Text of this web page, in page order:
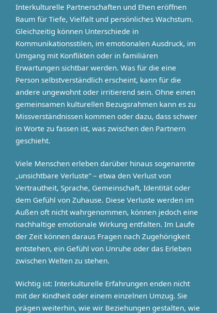
Interkulturelle Partnerschaften und Ehen eröffnen
Raum für Tiefe, Vielfalt und persönliches Wachstum.
Gleichzeitig können Unterschiede in
Kommunikationsstilen, im emotionalen Ausdruck, im
Umgang mit Konflikten oder in familiären
Erwartungen sichtbar werden. Was für die eine
Person selbstverständlich erscheint, kann für die
andere ungewohnt oder irritierend sein. Ohne einen
gemeinsamen kulturellen Bezugsrahmen kann es zu
Missverständnissen kommen oder dazu, dass schwer
in Worte zu fassen ist, was zwischen den Partnern
geschieht.
Viele Menschen erleben darüber hinaus sogenannte
„unsichtbare Verluste“ – etwa den Verlust von
Vertrautheit, Sprache, Gemeinschaft, Identität oder
dem Gefühl von Zuhause. Diese Verluste werden im
Außen oft nicht wahrgenommen, können jedoch eine
nachhaltige emotionale Wirkung entfalten. Im Laufe
der Zeit können daraus Fragen nach Zugehörigkeit
entstehen, ein Gefühl von Unruhe oder das Erleben
zwischen Welten zu stehen.
Wichtig ist: Interkulturelle Erfahrungen enden nicht
mit der Kindheit oder einem einzelnen Umzug. Sie
prägen weiterhin, wie wir Beziehungen gestalten, wie